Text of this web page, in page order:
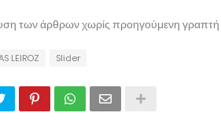
των άρθρων χωρίς προηγούμενη γραπτή
LEIROZ Slider